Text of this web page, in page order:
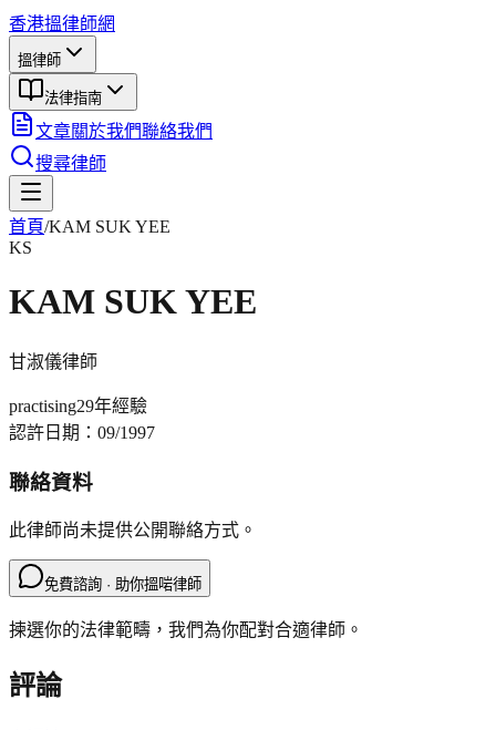
香港搵律師網
搵律師
法律指南
文章關於我們聯絡我們
搜尋律師
首頁/KAM SUK YEE
KS
KAM SUK YEE
甘淑儀律師
practising29年經驗
認許日期： 09/1997
聯絡資料
此律師尚未提供公開聯絡方式。
免費諮詢 · 助你搵啱律師
揀選你的法律範疇，我們為你配對合適律師。
評論